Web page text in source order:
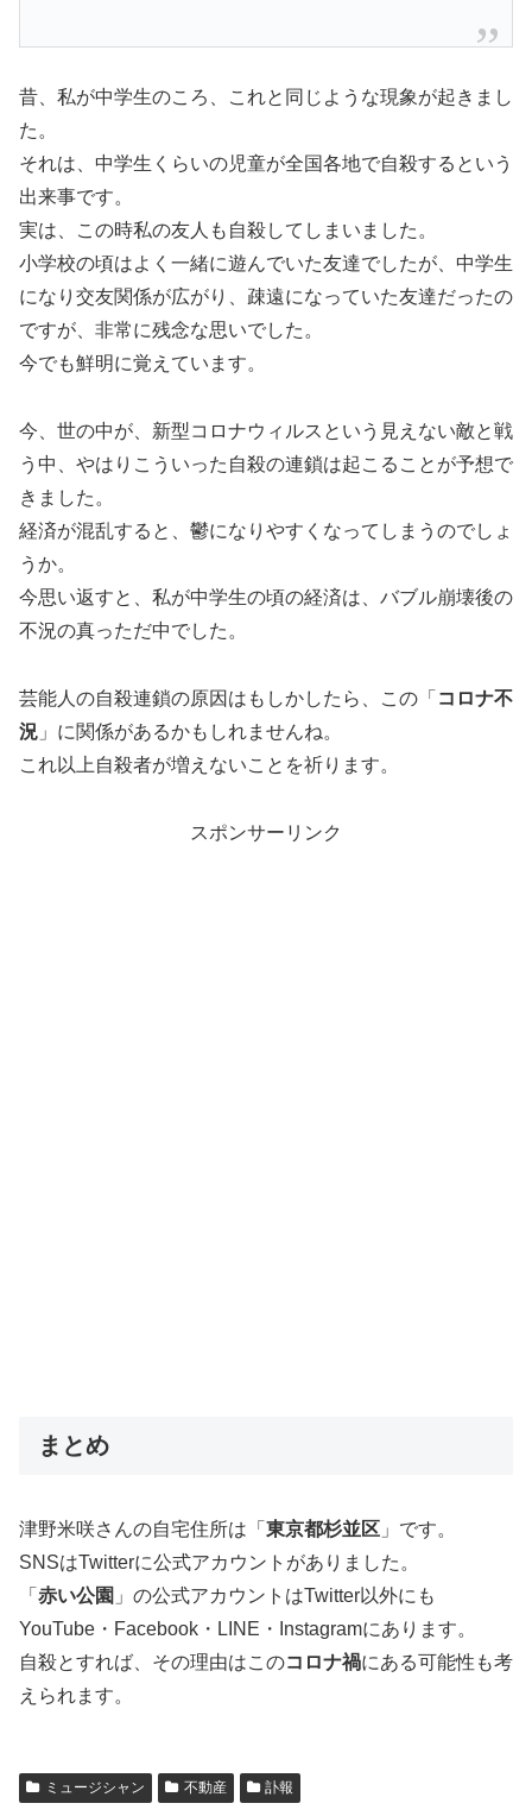
昔、私が中学生のころ、これと同じような現象が起きまし
た。
それは、中学生くらいの児童が全国各地で自殺するという
出来事です。
実は、この時私の友人も自殺してしまいました。
小学校の頃はよく一緒に遊んでいた友達でしたが、中学生
になり交友関係が広がり、疎遠になっていた友達だったの
ですが、非常に残念な思いでした。
今でも鮮明に覚えています。
今、世の中が、新型コロナウィルスという見えない敵と戦
う中、やはりこういった自殺の連鎖は起こることが予想で
きました。
経済が混乱すると、鬱になりやすくなってしまうのでしょ
うか。
今思い返すと、私が中学生の頃の経済は、バブル崩壊後の
不況の真っただ中でした。
芸能人の自殺連鎖の原因はもしかしたら、この「 コロナ不
況 」に関係があるかもしれませんね。
これ以上自殺者が増えないことを祈ります。
スポンサーリンク
まとめ
津野米咲さんの自宅住所は「 東京都杉並区 」です。
SNSはTwitterに公式アカウントがありました。
「 赤い公園 」の公式アカウントはTwitter以外にも
YouTube・Facebook・LINE・Instagramにあります。
自殺とすれば、その理由はこのコロナ禍にある可能性も考
えられます。
ミュージシャン 不動産 訃報